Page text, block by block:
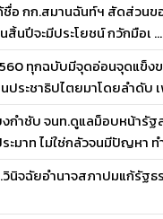
อ กก.สมานฉันท์ฯ สัดส่วน
สิ้นปีจะมีประโยชน์ กวักมือเ ...
ทุกฉบับมีจุดอ่อนจุดแข็ง
ประชาธิปไตยมาโดยลำดับ
กำชับ จนท.ดูแลม็อบหน้ารั
ะมาท ไม่ใช่กลัวจนมีปัญหา ท
นิจฉัยอำนาจสภาปมแก้รัฐ